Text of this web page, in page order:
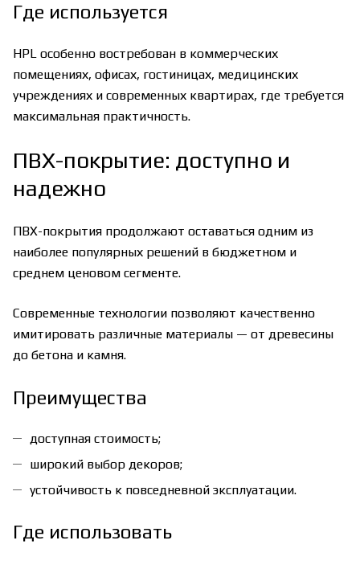
Где используется
HPL особенно востребован в коммерческих
помещениях, офисах, гостиницах, медицинских
учреждениях и современных квартирах, где требуется
максимальная практичность.
ПВХ-покрытие: доступно и
надежно
ПВХ-покрытия продолжают оставаться одним из
наиболее популярных решений в бюджетном и
среднем ценовом сегменте.
Современные технологии позволяют качественно
имитировать различные материалы — от древесины
до бетона и камня.
Преимущества
доступная стоимость;
широкий выбор декоров;
устойчивость к повседневной эксплуатации.
Где использовать